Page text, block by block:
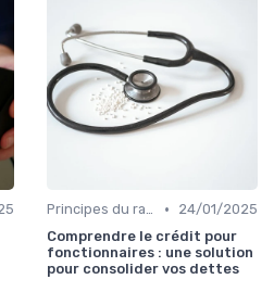
Principes du rachat de crédit •
24/01/2025
Comprendre le crédit pour
fonctionnaires : une solution
pour consolider vos dettes